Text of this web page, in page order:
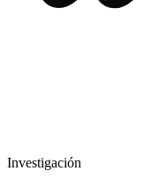
Investigación